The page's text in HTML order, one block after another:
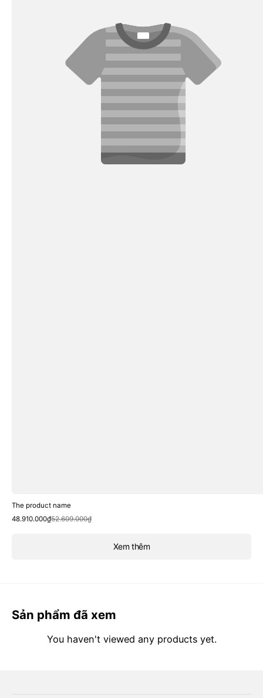
Xem thêm
The product name
Sale
48.910.000₫
Regular
52.609.000₫
Sản phẩm đã xem
You haven't viewed any products yet.